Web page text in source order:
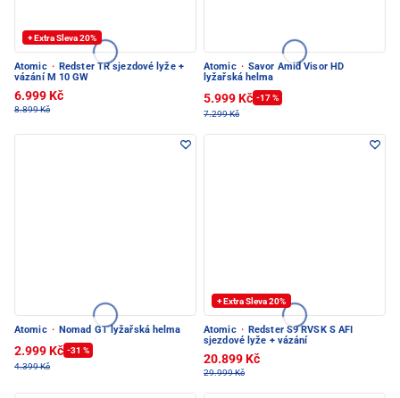
+ Extra Sleva 20%
Atomic · Redster TR sjezdové lyže +
vázání M 10 GW
6.999 Kč
8.899 Kč
Atomic · Savor Amid Visor HD
lyžařská helma
5.999 Kč -17 %
7.299 Kč
Atomic · Nomad GT lyžařská helma
2.999 Kč -31 %
4.399 Kč
+ Extra Sleva 20%
Atomic · Redster S9 RVSK S AFI
sjezdové lyže + vázání
20.899 Kč
29.999 Kč